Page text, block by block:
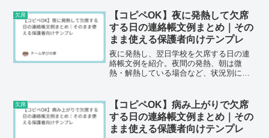
欠席
【コピペOK】夜に発熱して欠席
する日の連絡帳文例まとめ｜その
まま使える保護者向けテンプレ
夜に発熱し、翌日学校を欠席する日の連
絡帳文例を紹介。夜間の発熱、朝は微
熱・解熱している場合など、状況別にコ
欠席
【コピペOK】病み上がりで欠席
する日の連絡帳文例まとめ｜その
まま使える保護者向けテンプレ